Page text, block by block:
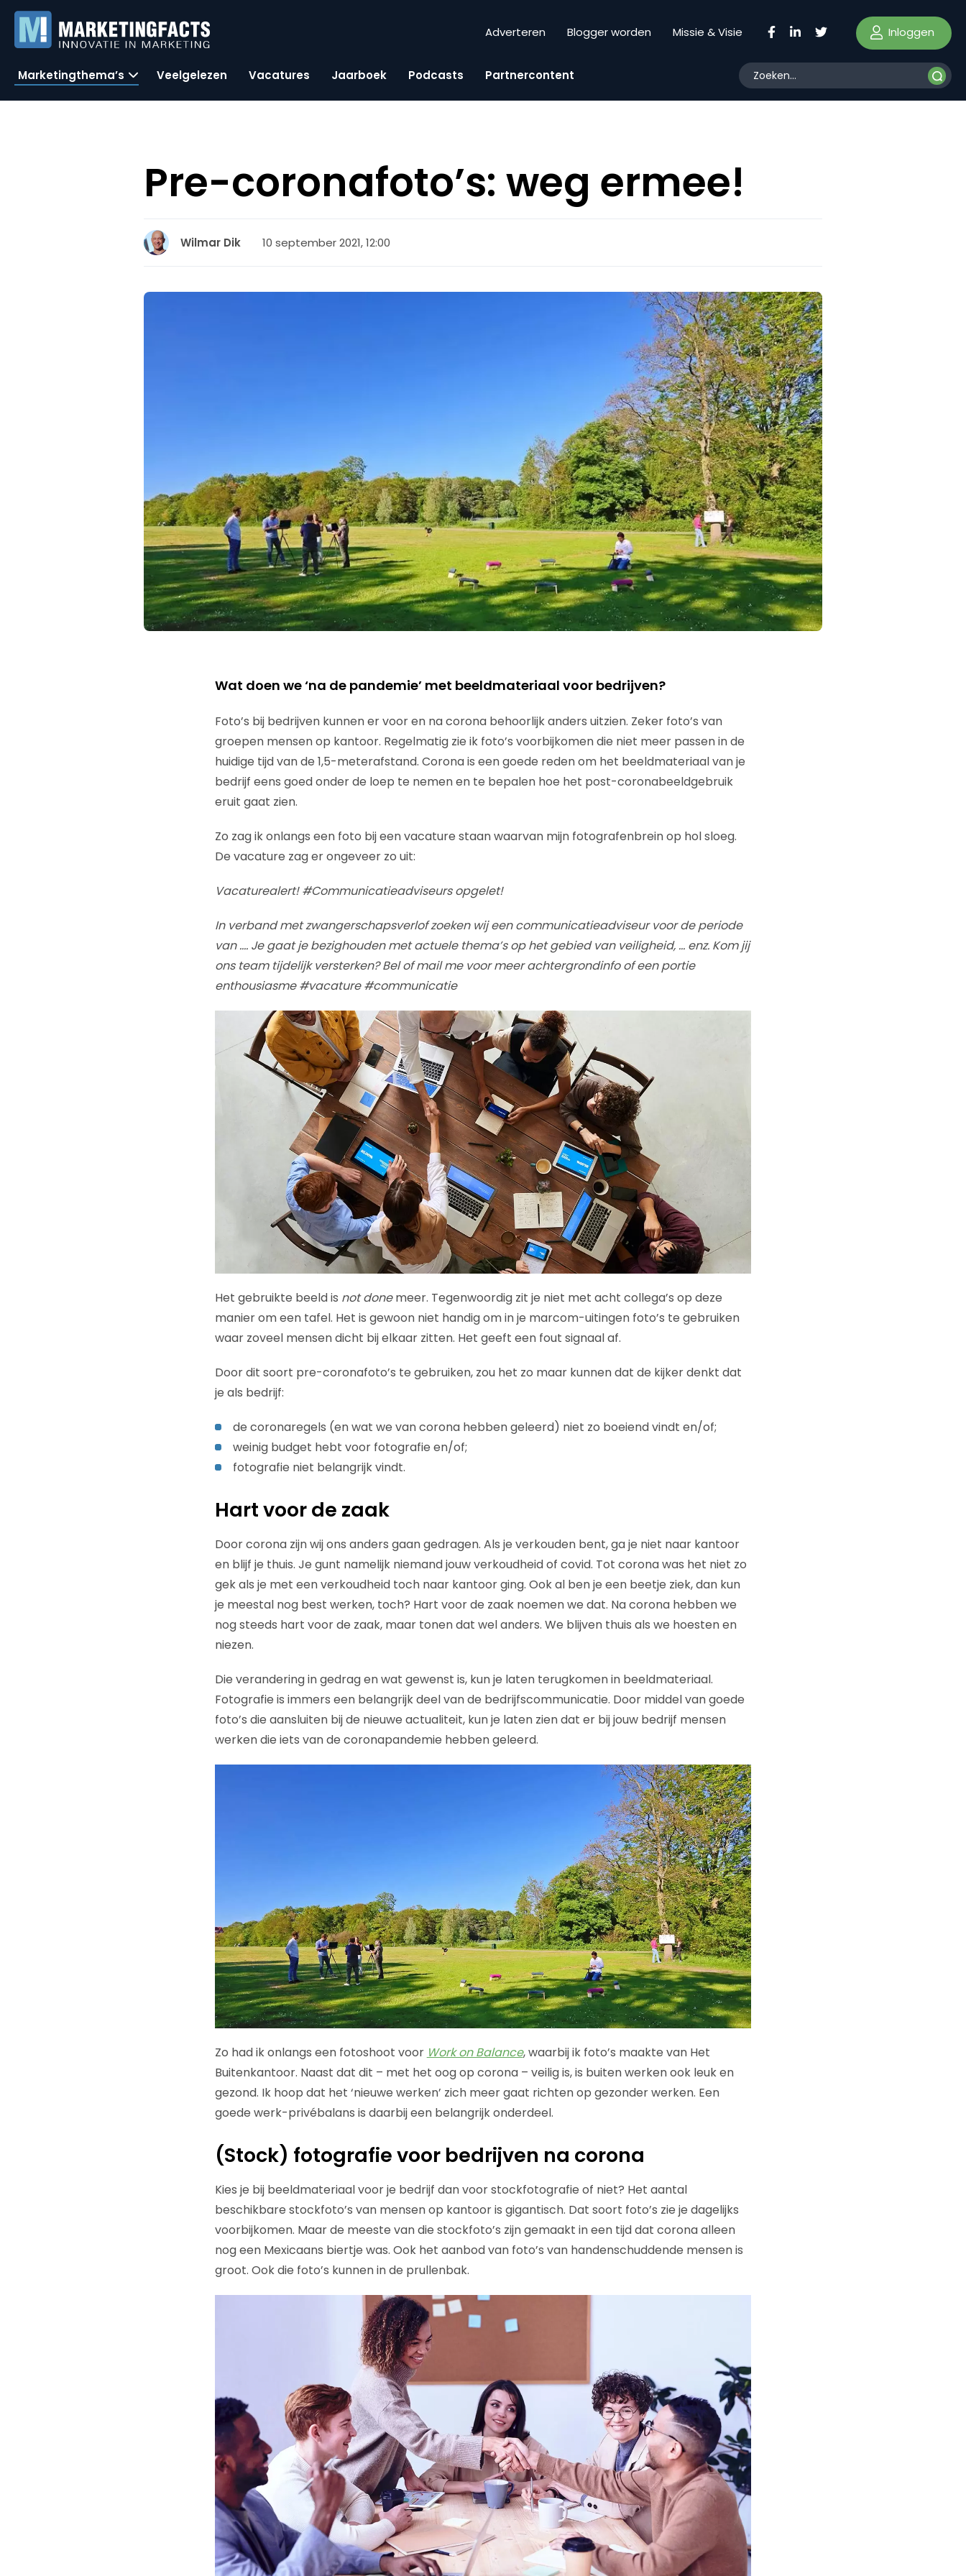
Adverteren Blogger worden Missie & Visie Inloggen
Marketingthema’s Veelgelezen Vacatures Jaarboek Podcasts Partnercontent
Pre-coronafoto’s: weg ermee!
Wilmar Dik 10 september 2021, 12:00
Wat doen we ‘na de pandemie’ met beeldmateriaal voor bedrijven?
Foto’s bij bedrijven kunnen er voor en na corona behoorlijk anders uitzien. Zeker foto’s van
groepen mensen op kantoor. Regelmatig zie ik foto’s voorbijkomen die niet meer passen in de
huidige tijd van de 1,5-meterafstand. Corona is een goede reden om het beeldmateriaal van je
bedrijf eens goed onder de loep te nemen en te bepalen hoe het post-coronabeeldgebruik
eruit gaat zien.
Zo zag ik onlangs een foto bij een vacature staan waarvan mijn fotografenbrein op hol sloeg.
De vacature zag er ongeveer zo uit:
Vacaturealert! #Communicatieadviseurs opgelet!
In verband met zwangerschapsverlof zoeken wij een communicatieadviseur voor de periode
van …. Je gaat je bezighouden met actuele thema’s op het gebied van veiligheid, … enz. Kom jij
ons team tijdelijk versterken? Bel of mail me voor meer achtergrondinfo of een portie
enthousiasme#vacature #communicatie
Het gebruikte beeld is not donemeer. Tegenwoordig zit je niet met acht collega’s op deze
manier om een tafel. Het is gewoon niet handig om in je marcom-uitingen foto’s te gebruiken
waar zoveel mensen dicht bij elkaar zitten. Het geeft een fout signaal af.
Door dit soort pre-coronafoto’s te gebruiken, zou het zo maar kunnen dat de kijker denkt dat
je als bedrijf:
de coronaregels (en wat we van corona hebben geleerd) niet zo boeiend vindt en/of;
weinig budget hebt voor fotografie en/of;
fotografie niet belangrijk vindt.
Hart voor de zaak
Door corona zijn wij ons anders gaan gedragen. Als je verkouden bent, ga je niet naar kantoor
en blijf je thuis. Je gunt namelijk niemand jouw verkoudheid of covid. Tot corona was het niet zo
gek als je met een verkoudheid toch naar kantoor ging. Ook al ben je een beetje ziek, dan kun
je meestal nog best werken, toch? Hart voor de zaak noemen we dat. Na corona hebben we
nog steeds hart voor de zaak, maar tonen dat wel anders. We blijven thuis als we hoesten en
niezen.
Die verandering in gedrag en wat gewenst is, kun je laten terugkomen in beeldmateriaal.
Fotografie is immers een belangrijk deel van de bedrijfscommunicatie. Door middel van goede
foto’s die aansluiten bij de nieuwe actualiteit, kun je laten zien dat er bij jouw bedrijf mensen
werken die iets van de coronapandemie hebben geleerd.
Zo had ik onlangs een fotoshoot voor Work on Balance, waarbij ik foto’s maakte van Het
Buitenkantoor. Naast dat dit – met het oog op corona – veilig is, is buiten werken ook leuk en
gezond. Ik hoop dat het ‘nieuwe werken’ zich meer gaat richten op gezonder werken. Een
goede werk-privébalans is daarbij een belangrijk onderdeel.
(Stock) fotografie voor bedrijven na corona
Kies je bij beeldmateriaal voor je bedrijf dan voor stockfotografie of niet? Het aantal
beschikbare stockfoto’s van mensen op kantoor is gigantisch. Dat soort foto’s zie je dagelijks
voorbijkomen. Maar de meeste van die stockfoto’s zijn gemaakt in een tijd dat corona alleen
nog een Mexicaans biertje was. Ook het aanbod van foto’s van handenschuddende mensen is
groot. Ook die foto’s kunnen in de prullenbak.